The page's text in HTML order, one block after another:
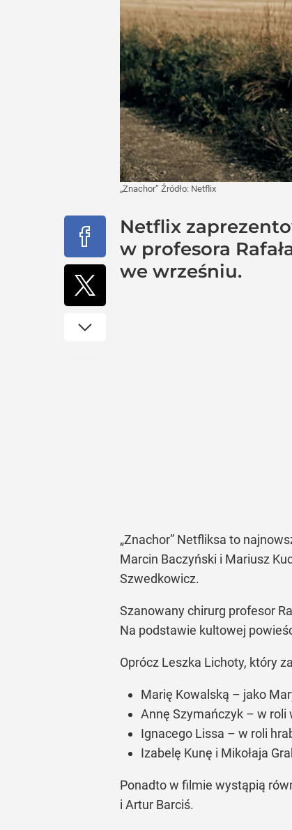
„Znachor” Źródło: Netflix
Netflix
w profesora
we wrześniu.
„Znachor” Netfliksa to
Marcin Baczyński i Mariusz
Szwedkowicz.
Szanowany chirurg profesor
Na podstawie kultowej
Oprócz Leszka Lichoty, który
Marię Kowalską – jako
Annę Szymańczyk – w roli
Ignacego Lissa – w roli
Izabelę Kunę i Mikołaja
Ponadto w filmie wystąpią
i Artur Barciś.